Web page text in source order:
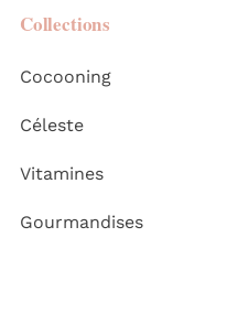
Collections
Cocooning
Céleste
Vitamines
Gourmandises